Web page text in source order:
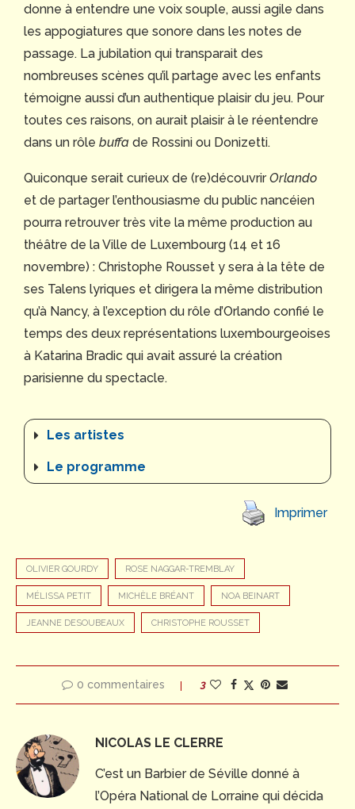
donne à entendre une voix souple, aussi agile dans
les appogiatures que sonore dans les notes de
passage. La jubilation qui transparait des
nombreuses scènes qu’il partage avec les enfants
témoigne aussi d’un authentique plaisir du jeu. Pour
toutes ces raisons, on aurait plaisir à le réentendre
dans un rôle buffa de Rossini ou Donizetti.
Quiconque serait curieux de (re)découvrirOrlando
et de partager l’enthousiasme du public nancéien
pourra retrouver très vite la même production au
théâtre de la Ville de Luxembourg (14 et 16
novembre) : Christophe Rousset y sera à la tête de
ses Talens lyriques et dirigera la même distribution
qu’à Nancy, à l’exception du rôle d’Orlando confié le
temps des deux représentations luxembourgeoises
à Katarina Bradic qui avait assuré la création
parisienne du spectacle.
Les artistes
Le programme
Imprimer
OLIVIER GOURDY ROSE NAGGAR-TREMBLAY
MÉLISSA PETIT MICHÈLE BRÉANT NOA BEINART
JEANNE DESOUBEAUX CHRISTOPHE ROUSSET
0 commentaires 3
NICOLAS LE CLERRE
C’est un Barbier de Séville donné à
l’Opéra National de Lorraine qui décida